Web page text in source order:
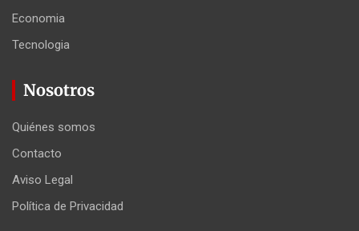
Economia
Tecnologia
Nosotros
Quiénes somos
Contacto
Aviso Legal
Política de Privacidad